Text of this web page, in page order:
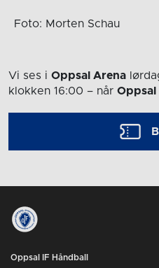
Foto: Morten Schau
Vi ses i Oppsal Arena
klokken 16:00 – når Oppsal
Oppsal IF Håndball